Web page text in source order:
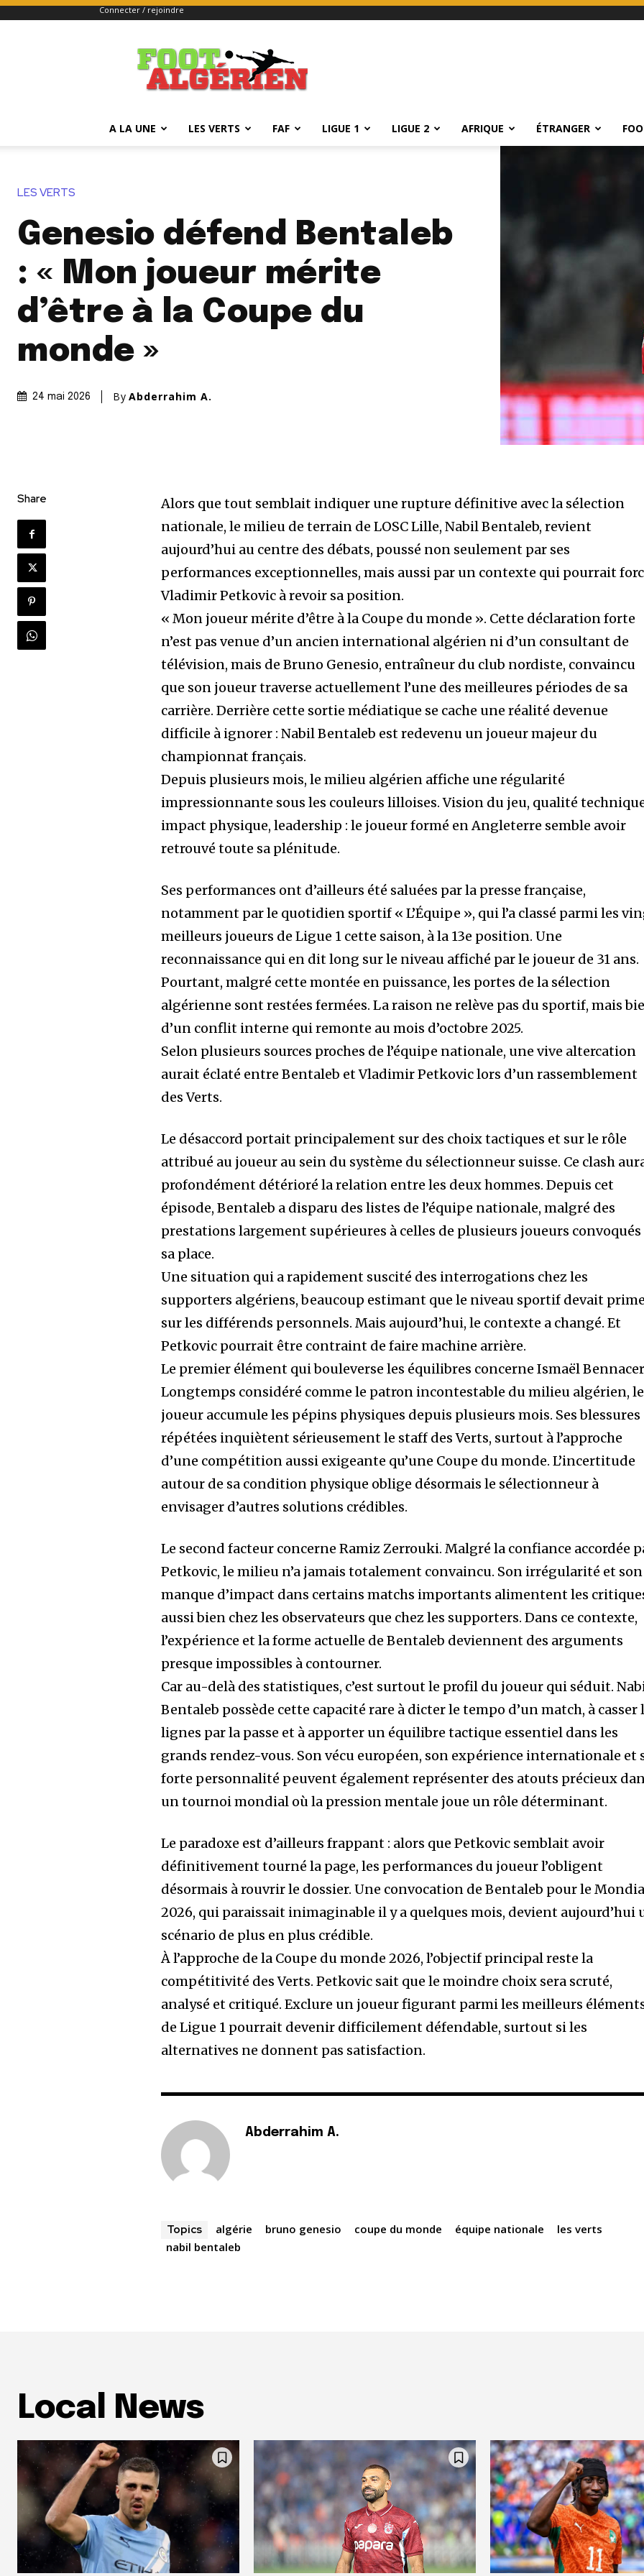
Connecter / rejoindre
FOOTALGERIEN
A LA UNE LES VERTS FAF LIGUE 1 LIGUE 2 AFRIQUE ÉTRANGER
LES VERTS
Genesio défend Bentaleb
: « Mon joueur mérite
d’être à la Coupe du
monde »
24 mai 2026 By Abderrahim A.
Share
Alors que tout semblait indiquer une rupture définitive avec la sélection
nationale, le milieu de terrain de LOSC Lille, Nabil Bentaleb, revient
aujourd’hui au centre des débats, poussé non seulement par ses
performances exceptionnelles, mais aussi par un contexte qui pourrait
Vladimir Petkovic à revoir sa position.
« Mon joueur mérite d’être à la Coupe du monde ». Cette déclaration forte
n’est pas venue d’un ancien international algérien ni d’un consultant de
télévision, mais de Bruno Genesio, entraîneur du club nordiste, convaincu
que son joueur traverse actuellement l’une des meilleures périodes de sa
carrière. Derrière cette sortie médiatique se cache une réalité devenue
difficile à ignorer : Nabil Bentaleb est redevenu un joueur majeur du
championnat français.
Depuis plusieurs mois, le milieu algérien affiche une régularité
impressionnante sous les couleurs lilloises. Vision du jeu, qualité
impact physique, leadership : le joueur formé en Angleterre semble avoir
retrouvé toute sa plénitude.
Ses performances ont d’ailleurs été saluées par la presse française,
notamment par le quotidien sportif « L’Équipe », qui l’a classé parmi les
meilleurs joueurs de Ligue 1 cette saison, à la 13e position. Une
reconnaissance qui en dit long sur le niveau affiché par le joueur de 31 ans.
Pourtant, malgré cette montée en puissance, les portes de la sélection
algérienne sont restées fermées. La raison ne relève pas du sportif, mais
d’un conflit interne qui remonte au mois d’octobre 2025.
Selon plusieurs sources proches de l’équipe nationale, une vive altercation
aurait éclaté entre Bentaleb et Vladimir Petkovic lors d’un rassemblement
des Verts.
Le désaccord portait principalement sur des choix tactiques et sur le rôle
attribué au joueur au sein du système du sélectionneur suisse. Ce clash
profondément détérioré la relation entre les deux hommes. Depuis cet
épisode, Bentaleb a disparu des listes de l’équipe nationale, malgré des
prestations largement supérieures à celles de plusieurs joueurs convoqués
sa place.
Une situation qui a rapidement suscité des interrogations chez les
supporters algériens, beaucoup estimant que le niveau sportif devait
sur les différends personnels. Mais aujourd’hui, le contexte a changé. Et
Petkovic pourrait être contraint de faire machine arrière.
Le premier élément qui bouleverse les équilibres concerne Ismaël
Longtemps considéré comme le patron incontestable du milieu algérien, le
joueur accumule les pépins physiques depuis plusieurs mois. Ses blessures
répétées inquiètent sérieusement le staff des Verts, surtout à l’approche
d’une compétition aussi exigeante qu’une Coupe du monde. L’incertitude
autour de sa condition physique oblige désormais le sélectionneur à
envisager d’autres solutions crédibles.
Le second facteur concerne Ramiz Zerrouki. Malgré la confiance accordée
Petkovic, le milieu n’a jamais totalement convaincu. Son irrégularité et son
manque d’impact dans certains matchs importants alimentent les
aussi bien chez les observateurs que chez les supporters. Dans ce contexte,
l’expérience et la forme actuelle de Bentaleb deviennent des arguments
presque impossibles à contourner.
Car au-delà des statistiques, c’est surtout le profil du joueur qui séduit.
Bentaleb possède cette capacité rare à dicter le tempo d’un match, à casser
lignes par la passe et à apporter un équilibre tactique essentiel dans les
grands rendez-vous. Son vécu européen, son expérience internationale et
forte personnalité peuvent également représenter des atouts précieux
un tournoi mondial où la pression mentale joue un rôle déterminant.
Le paradoxe est d’ailleurs frappant : alors que Petkovic semblait avoir
définitivement tourné la page, les performances du joueur l’obligent
désormais à rouvrir le dossier. Une convocation de Bentaleb pour le
2026, qui paraissait inimaginable il y a quelques mois, devient aujourd’hui
scénario de plus en plus crédible.
À l’approche de la Coupe du monde 2026, l’objectif principal reste la
compétitivité des Verts. Petkovic sait que le moindre choix sera scruté,
analysé et critiqué. Exclure un joueur figurant parmi les meilleurs
de Ligue 1 pourrait devenir difficilement défendable, surtout si les
alternatives ne donnent pas satisfaction.
Abderrahim A.
Topics algérie bruno genesio coupe du monde équipe nationale
les verts
nabil bentaleb
Local News